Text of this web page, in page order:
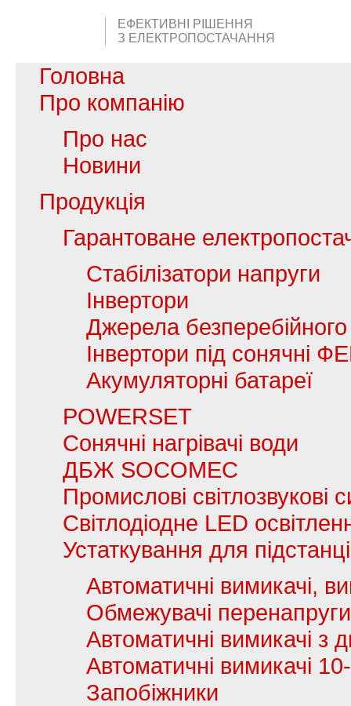
ЕФЕКТИВНІ РІШЕННЯ
З ЕЛЕКТРОПОСТАЧАННЯ
Головна
Про компанію
Про нас
Новини
Продукція
Гарантоване
Стабілізатори напруги
Інвертори
Джерела
Інвертори під сонячні
Акумуляторні батареї
POWERSET
Сонячні нагрівачі води
ДБЖ SOCOMEC
Промислові світлозвукові
Світлодіодне LED
Устаткування для
Автоматичні вимикачі,
Обмежувачі перенапруги
Автоматичні вимикачі з
Автоматичні вимикачі
Запобіжники